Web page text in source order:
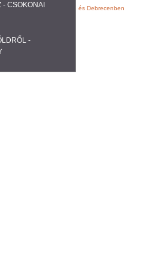
CSOKONAI
-
fejlesztése Nyíregyházán és Debrecenben